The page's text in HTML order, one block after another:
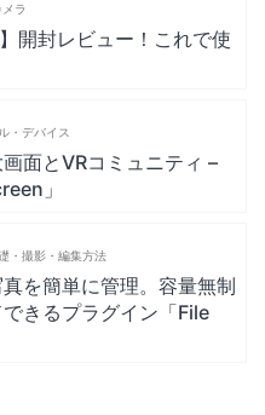
ラ
開封レビュー！これで使
・デバイス
面とVRコミュニティ –
」
・撮影・編集方法
を簡単に管理。容量無制
きるプラグイン「File